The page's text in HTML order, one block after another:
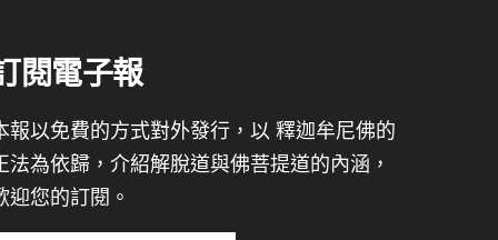
閱電子報
報以免費的方式對外發行，以 釋迦牟尼佛的
法為依歸，介紹解脫道與佛菩提道的內涵，
迎您的訂閱。